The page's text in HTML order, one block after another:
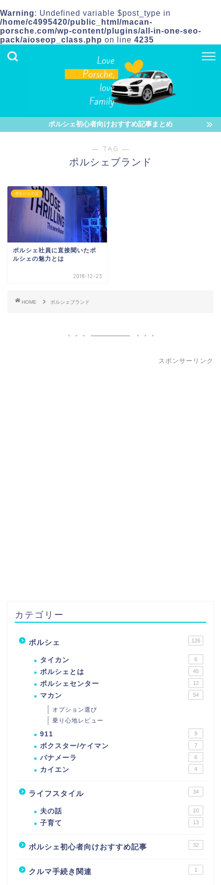
Warning: Undefined variable $post_type in
/home/c4995420/public_html/macan-
porsche.com/wp-content/plugins/all-in-one-seo-
pack/aioseop_class.php on line 4235
ポルシェ初心者向けおすすめ記事まとめ
― TAG ―
ポルシェブランド
ポルシェとは
ポルシェ社員に直接聞いたポ
ルシェの魅力とは
2018-12-23
HOME ポルシェブランド
スポンサーリンク
カテゴリー
ポルシェ 126
タイカン 6
ポルシェとは 45
ポルシェセンター 12
マカン 54
オプション選び
乗り心地レビュー
911 9
ボクスター/ケイマン 7
パナメーラ 6
カイエン 4
ライフスタイル 34
夫の話 10
子育て 13
ポルシェ初心者向けおすすめ記事 32
クルマ手続き関連 1